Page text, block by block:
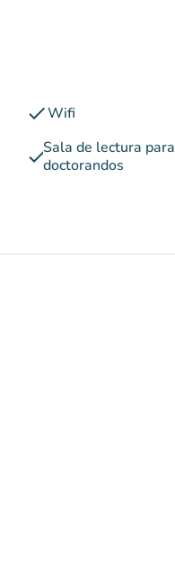
checkWifi
checkSala de lectura para
doctorandos